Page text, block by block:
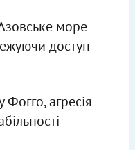
море
доступ
агресія